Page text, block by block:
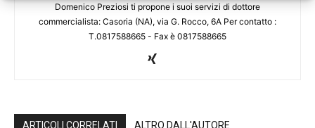
Domenico Preziosi ti propone i suoi servizi di dottore
commercialista: Casoria (NA), via G. Rocco, 6A Per contatto :
T.0817588665 - Fax è 0817588665
ARTICOLI CORRELATI ALTRO DALL'AUTORE